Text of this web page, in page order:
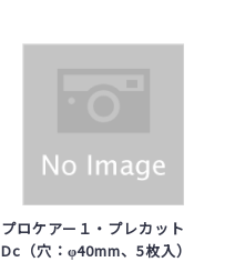
プロケアー１・プレカット
Dc（穴：φ40mm、5枚入）